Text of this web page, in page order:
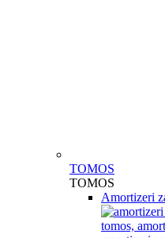
TOMOS
TOMOS
Amortizeri